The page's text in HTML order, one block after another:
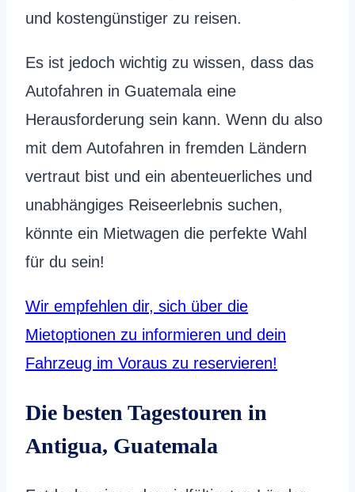
und kostengünstiger zu reisen.
Es ist jedoch wichtig zu wissen, dass das
Autofahren in Guatemala eine
Herausforderung sein kann. Wenn du also
mit dem Autofahren in fremden Ländern
vertraut bist und ein abenteuerliches und
unabhängiges Reiseerlebnis suchen,
könnte ein Mietwagen die perfekte Wahl
für du sein!
Wir empfehlen dir, sich über die
Mietoptionen zu informieren und dein
Fahrzeug im Voraus zu reservieren!
Die besten Tagestouren in
Antigua, Guatemala